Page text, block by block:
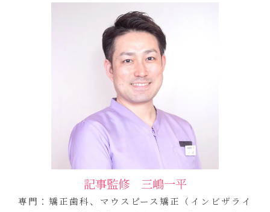
記事監修 三嶋一平
専門：矯正歯科、マウスピース矯正（インビザライ